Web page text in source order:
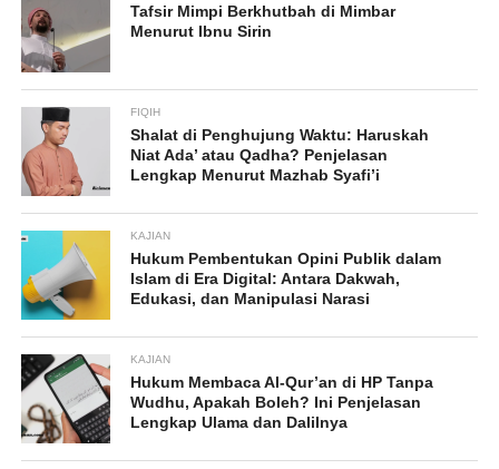
Tafsir Mimpi Berkhutbah di Mimbar
Menurut Ibnu Sirin
FIQIH
Shalat di Penghujung Waktu: Haruskah
Niat Ada’ atau Qadha? Penjelasan
Lengkap Menurut Mazhab Syafi’i
KAJIAN
Hukum Pembentukan Opini Publik dalam
Islam di Era Digital: Antara Dakwah,
Edukasi, dan Manipulasi Narasi
KAJIAN
Hukum Membaca Al-Qur’an di HP Tanpa
Wudhu, Apakah Boleh? Ini Penjelasan
Lengkap Ulama dan Dalilnya